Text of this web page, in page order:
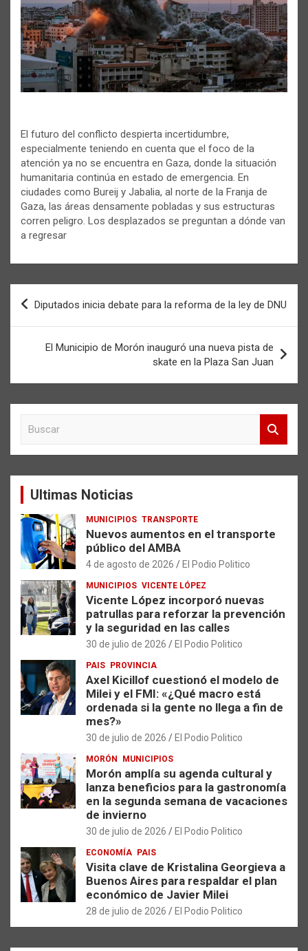
El futuro del conflicto despierta incertidumbre,
especialmente teniendo en cuenta que el foco de la
atención ya no se encuentra en Gaza, donde la situación
humanitaria continúa en estado de emergencia. En
ciudades como Bureij y Jabalia, al norte de la Franja de
Gaza, las áreas densamente pobladas y sus estructuras
corren peligro. Los desplazados se preguntan a dónde van
a regresar
Navegación
Diputados inicia debate para la reforma de la ley de DNU
El Municipio de Morón inauguró una nueva pista de
skate en la Plaza San Juan
a
Ultimas Noticias
MUNICIPIOS TRANSPORTE
Nuevos aumentos en el transporte
público del AMBA
4 de agosto de 2026 El Podio Politico
MUNICIPIOS VICENTE LÓPEZ
Vicente López incorporó nuevas
patrullas para reforzar la prevención
y la seguridad en las calles
30 de julio de 2026 El Podio Politico
PAIS PROVINCIA
Axel Kicillof cuestionó el modelo de
Milei y el FMI: «¿Qué macro está
ordenada si la gente no llega a fin de
mes?»
30 de julio de 2026 El Podio Politico
MORÓN MUNICIPIOS
Morón amplía su agenda cultural y
lanza beneficios para la gastronomía
en la segunda semana de vacaciones
de invierno
30 de julio de 2026 El Podio Politico
ECONOMÍA PAIS
Visita clave de Kristalina Georgieva a
Buenos Aires para respaldar el plan
económico de Javier Milei
28 de julio de 2026 El Podio Politico